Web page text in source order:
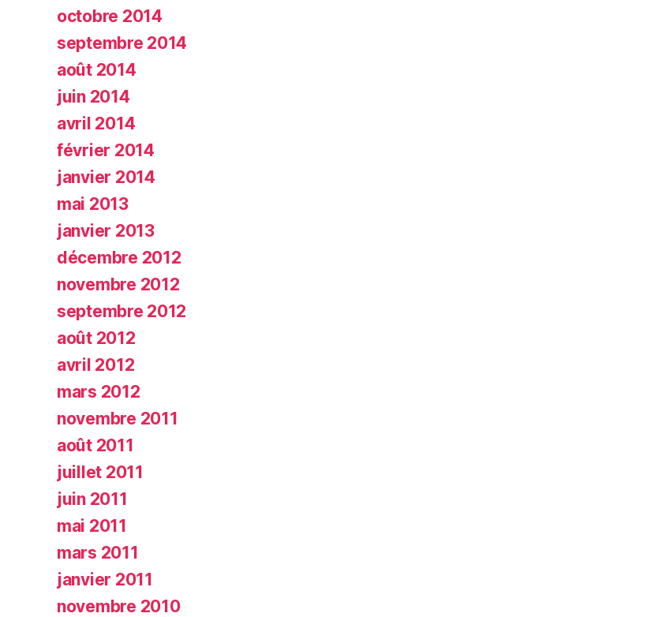
octobre 2014
septembre 2014
août 2014
juin 2014
avril 2014
février 2014
janvier 2014
mai 2013
janvier 2013
décembre 2012
novembre 2012
septembre 2012
août 2012
avril 2012
mars 2012
novembre 2011
août 2011
juillet 2011
juin 2011
mai 2011
mars 2011
janvier 2011
novembre 2010